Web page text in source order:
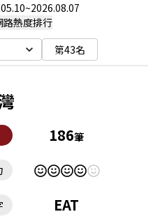
~2026.08.07
路熱度排行
第43名
186筆
EAT